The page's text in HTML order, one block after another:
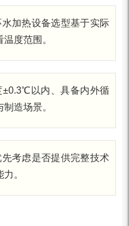
加热设备选型基于实际
度范围。
±0.3℃以内、具备内外循
造场景。
考虑是否提供完整技术
。